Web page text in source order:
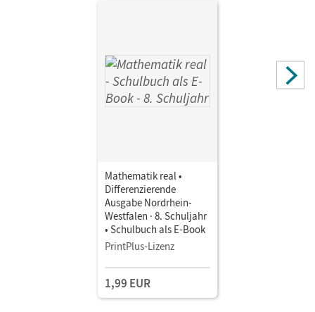
Mathematik real •
Differenzierende
Ausgabe Nordrhein-
Westfalen · 8. Schuljahr
• Schulbuch als E-Book
PrintPlus-Lizenz
1,99 EUR